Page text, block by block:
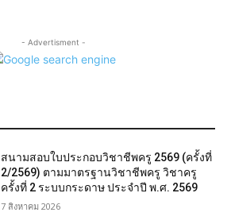
- Advertisment -
สนามสอบใบประกอบวิชาชีพครู 2569 (ครั้งที่
2/2569) ตามมาตรฐานวิชาชีพครู วิชาครู
ครั้งที่ 2 ระบบกระดาษ ประจำปี พ.ศ. 2569
7 สิงหาคม 2026